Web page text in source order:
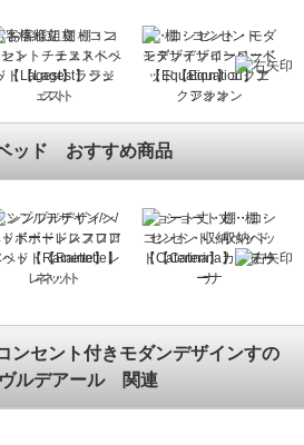
客様組立 棚・コン
ト チェストベッ
【Lagest】ラジェ
スト
棚・コンセント・モダ
ンデザインローベッド
【Equation】エクア
シオン
ッド おすすめ商品
ンプルデザイン/ヘ
ボードレスフロア
ド【Rainette】レ
ネット
ショート丈・棚・コン
セント・収納ベッド
【Caterina】カテリー
ナ
セント付きモダンデザインすの
ルデアール 関連